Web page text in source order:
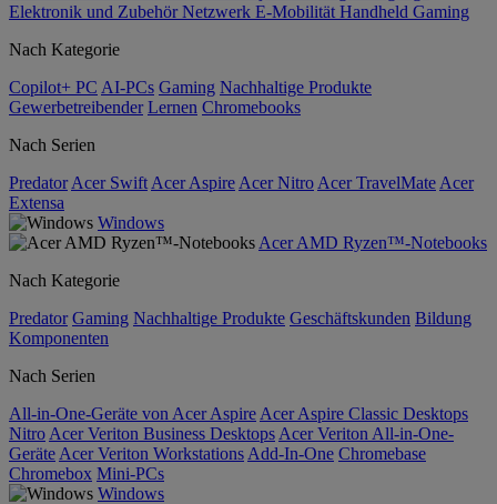
Elektronik und ZubehörNetzwerk E-Mobilität Handheld Gaming
Nach Kategorie
Copilot+ PC AI-PCs Gaming Nachhaltige Produkte
Gewerbetreibender Lernen Chromebooks
Nach Serien
Predator Acer Swift Acer Aspire Acer Nitro Acer TravelMate Acer
Extensa
Windows
Acer AMD Ryzen™-Notebooks
Nach Kategorie
Predator Gaming Nachhaltige Produkte Geschäftskunden Bildung
Komponenten
Nach Serien
All-in-One-Geräte von Acer Aspire Acer Aspire Classic Desktops
Nitro Acer Veriton Business Desktops Acer Veriton All-in-One-
Geräte Acer Veriton Workstations Add-In-One Chromebase
Chromebox Mini-PCs
Windows